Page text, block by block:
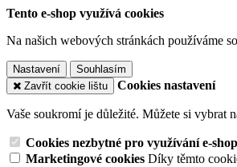
Tento e-shop využívá cookies
Na našich webových stránkách používáme
Nastavení
Souhlasím
Zavřít cookie lištu
Cookies nastavení
Vaše soukromí je důležité. Můžete si vybrat
Cookies nezbytné pro využívání e-
Marketingové cookies Díky těmto